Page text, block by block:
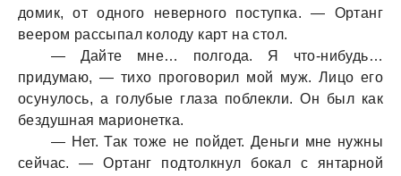
домик, от одного неверного поступка. — Ортанг
веером рассыпал колоду карт на стол.
— Дайте мне… полгода. Я что-нибудь…
придумаю, — тихо проговорил мой муж. Лицо его
осунулось, а голубые глаза поблекли. Он был как
бездушная марионетка.
— Нет. Так тоже не пойдет. Деньги мне нужны
сейчас. — Ортанг подтолкнул бокал с янтарной